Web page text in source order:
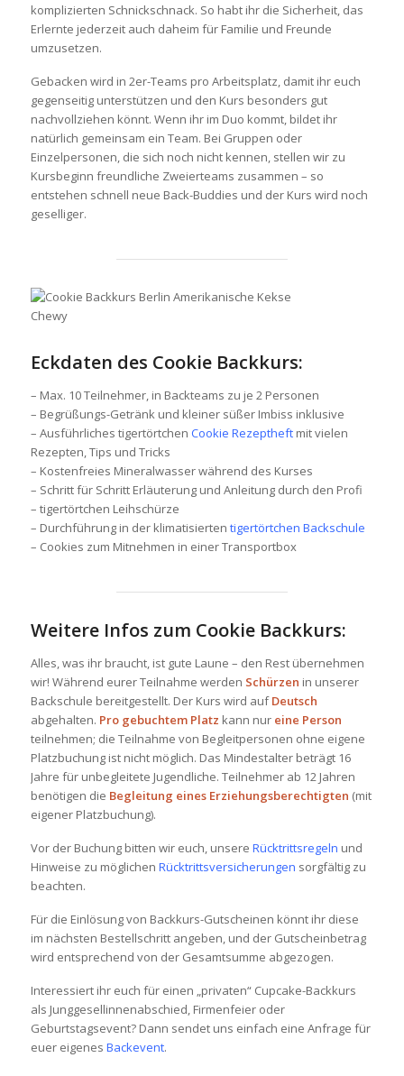
komplizierten Schnickschnack. So habt ihr die Sicherheit, das
Erlernte jederzeit auch daheim für Familie und Freunde
umzusetzen.
Gebacken wird in 2er-Teams pro Arbeitsplatz, damit ihr euch
gegenseitig unterstützen und den Kurs besonders gut
nachvollziehen könnt. Wenn ihr im Duo kommt, bildet ihr
natürlich gemeinsam ein Team. Bei Gruppen oder
Einzelpersonen, die sich noch nicht kennen, stellen wir zu
Kursbeginn freundliche Zweierteams zusammen – so
entstehen schnell neue Back-Buddies und der Kurs wird noch
geselliger.
Eckdaten des Cookie Backkurs:
– Max. 10 Teilnehmer, in Backteams zu je 2 Personen
– Begrüßungs-Getränk und kleiner süßer Imbiss inklusive
– Ausführliches tigertörtchen Cookie Rezeptheft mit vielen
Rezepten, Tips und Tricks
– Kostenfreies Mineralwasser während des Kurses
– Schritt für Schritt Erläuterung und Anleitung durch den Profi
– tigertörtchen Leihschürze
– Durchführung in der klimatisierten tigertörtchen Backschule
– Cookies zum Mitnehmen in einer Transportbox
Weitere Infos zum Cookie Backkurs:
Alles, was ihr braucht, ist gute Laune – den Rest übernehmen
wir! Während eurer Teilnahme werden Schürzen in unserer
Backschule bereitgestellt. Der Kurs wird aufDeutsch
abgehalten. Pro gebuchtem Platz kann nur eine Person
teilnehmen; die Teilnahme von Begleitpersonen ohne eigene
Platzbuchung ist nicht möglich. Das Mindestalter beträgt 16
Jahre für unbegleitete Jugendliche. Teilnehmer ab 12 Jahren
benötigen die Begleitung eines Erziehungsberechtigten (mit
eigener Platzbuchung).
Vor der Buchung bitten wir euch, unsere Rücktrittsregeln und
Hinweise zu möglichen Rücktrittsversicherungen sorgfältig zu
beachten.
Für die Einlösung von Backkurs-Gutscheinen könnt ihr diese
im nächsten Bestellschritt angeben, und der Gutscheinbetrag
wird entsprechend von der Gesamtsumme abgezogen.
Interessiert ihr euch für einen „privaten“ Cupcake-Backkurs
als Junggesellinnenabschied, Firmenfeier oder
Geburtstagsevent? Dann sendet uns einfach eine Anfrage für
euer eigenes Backevent.